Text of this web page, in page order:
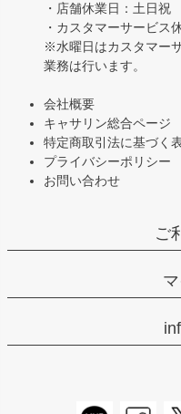
・店舗休業日：土日祝
・カスタマーサービス
※水曜日はカスタマー
業務は行います。
会社概要
キャサリン総合ページ
特定商取引法に基づく
プライバシーポリシー
お問い合わせ
ご